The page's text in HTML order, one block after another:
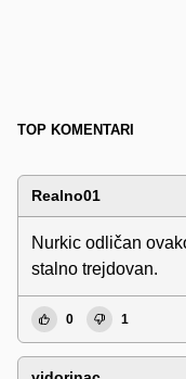
TOP KOMENTARI
Realno01
Nurkic odličan
stalno trejdovan.
0 1